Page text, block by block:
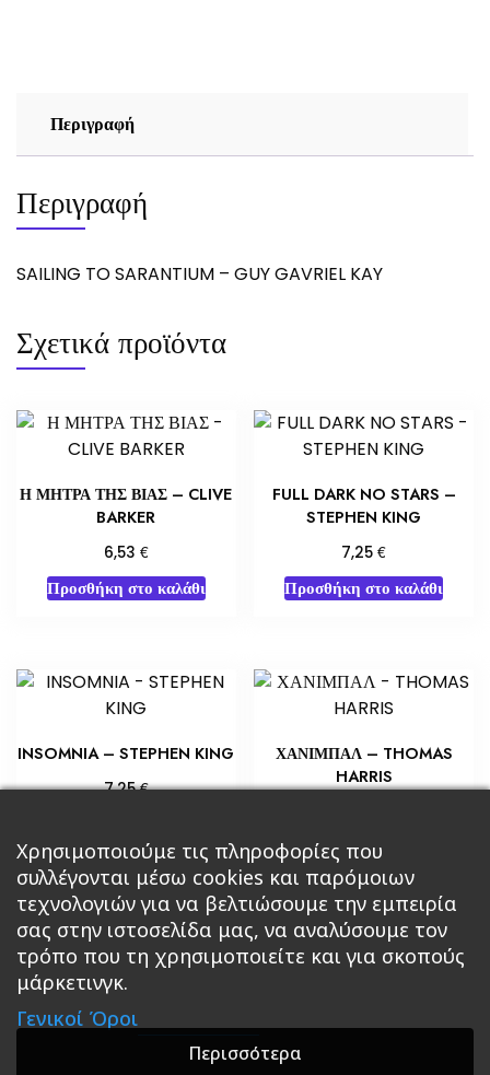
Περιγραφή
Περιγραφή
SAILING TO SARANTIUM – GUY GAVRIEL KAY
Σχετικά προϊόντα
Η ΜΗΤΡΑ ΤΗΣ ΒΙΑΣ – CLIVE
BARKER
6,53 €
Προσθήκη στο καλάθι
FULL DARK NO STARS –
STEPHEN KING
7,25€
Προσθήκη στο καλάθι
INSOMNIA – STEPHEN KING
7,25€
ΧΑΝΙΜΠΑΛ – THOMAS
HARRIS
Προσθήκη στο καλάθι
Κεντρική Βιβλία
Roleplaying Games Ψυχαγωγία Εκδόσεις Βάρδος
Σε Προσφορά
Χρησιμοποιούμε τις πληροφορίες που
συλλέγονται μέσω cookies και παρόμοιων
τεχνολογιών για να βελτιώσουμε την εμπειρία
σας στην ιστοσελίδα μας, να αναλύσουμε τον
τρόπο που τη χρησιμοποιείτε και για σκοπούς
μάρκετινγκ.
Γενικοί Όροι
Περισσότερα